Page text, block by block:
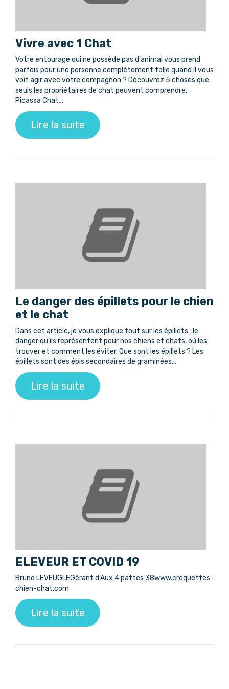
Vivre avec 1 Chat
Votre entourage qui ne possède pas d'animal vous prend
parfois pour une personne complètement folle quand il vous
voit agir avec votre compagnon ? Découvrez 5 choses que
seuls les propriétaires de chat peuvent comprendre.
Picassa Chat...
Lire la suite
Le danger des épillets pour le chien
et le chat
Dans cet article, je vous explique tout sur les épillets : le
danger qu'ils représentent pour nos chiens et chats, où les
trouver et comment les éviter. Que sont les épillets ? Les
épillets sont des épis secondaires de graminées...
Lire la suite
ELEVEUR ET COVID 19
Bruno LEVEUGLEGérant d'Aux 4 pattes 38www.croquettes-
chien-chat.com
Lire la suite